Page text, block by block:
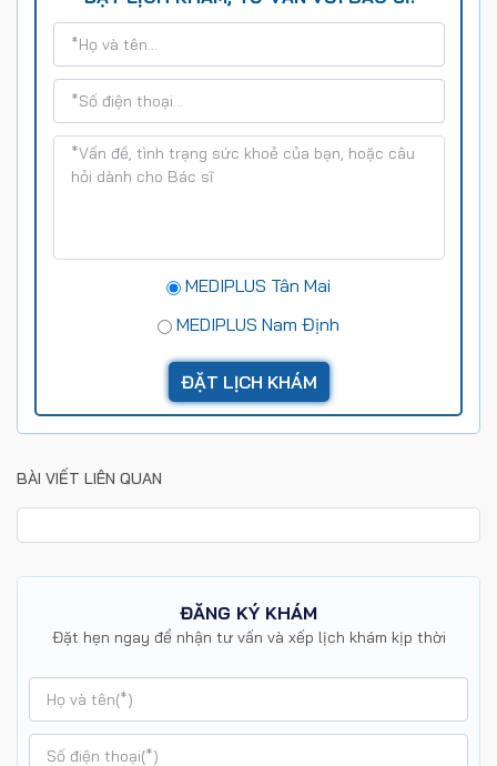
MEDIPLUS Tân Mai
MEDIPLUS Nam Định
BÀI VIẾT LIÊN QUAN
ĐĂNG KÝ KHÁM
Đặt hẹn ngay để nhận tư vấn và xếp lịch khám kịp thời